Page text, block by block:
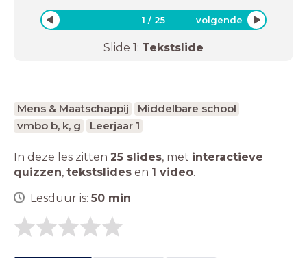
1 /25 volgende
Slide 1: Tekstslide
Mens & Maatschappij
Middelbare school
vmbo b, k, g
Leerjaar 1
In deze les zitten 25 slides, met interactieve
quizzen, tekstslides en 1 video.
Lesduur is: 50 min